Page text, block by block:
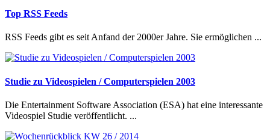
Top RSS Feeds
RSS Feeds gibt es seit Anfand der 2000er Jahre. Sie ermöglichen ...
Studie zu Videospielen / Computerspielen 2003
Die Entertainment Software Association (ESA) hat eine interessante
Videospiel Studie veröffentlicht. ...